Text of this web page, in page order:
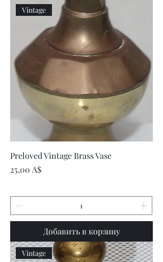
Vintage
Preloved Vintage Brass Vase
Цена
25,00 A$
Добавить в корзину
Vintage